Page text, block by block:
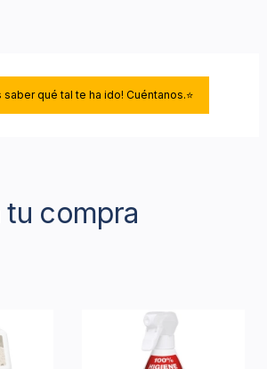
saber qué tal te ha ido! Cuéntanos.⭐
compra